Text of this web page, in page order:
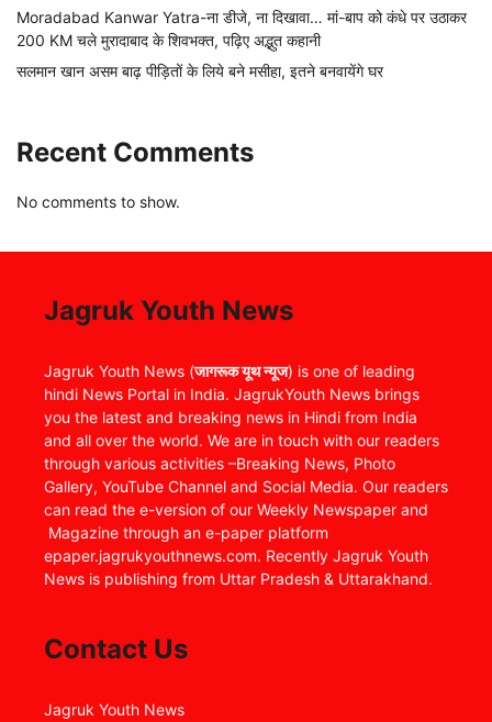
Moradabad Kanwar Yatra-ना डीजे, ना दिखावा… मां-बाप को कंधे पर उठाकर
200 KM चले मुरादाबाद के शिवभक्त, पढ़िए अद्भुत कहानी
सलमान खान असम बाढ़ पीड़ितों के लिये बने मसीहा, इतने बनवायेंगे घर
Recent Comments
No comments to show.
Jagruk Youth News
Jagruk Youth News (जागरूक यूथ न्यूज) is one of leading
hindi News Portal in India. JagrukYouth News brings
you the latest and breaking news in Hindi from India
and all over the world. We are in touch with our readers
through various activities –Breaking News, Photo
Gallery, YouTube Channel and Social Media. Our readers
can read the e-version of our Weekly Newspaper and
Magazine through an e-paper platform
epaper.jagrukyouthnews.com. Recently Jagruk Youth
News is publishing from Uttar Pradesh & Uttarakhand.
Contact Us
Jagruk Youth News